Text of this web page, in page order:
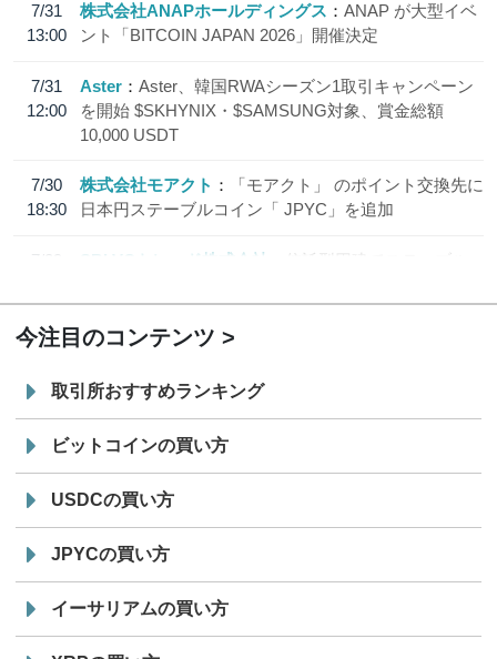
7/31
13:00
株式会社ANAPホールディングス
ANAP が大型イベ
ント「BITCOIN JAPAN 2026」開催決定
7/31
12:00
Aster
Aster、韓国RWAシーズン1取引キャンペーン
を開始 $SKHYNIX・$SAMSUNG対象、賞金総額
10,000 USDT
7/30
18:30
株式会社モアクト
「モアクト」 のポイント交換先に
日本円ステーブルコイン「 JPYC」を追加
7/29
SBI VCトレード株式会社
信託型円建てステーブル
今注目のコンテンツ
取引所おすすめランキング
ビットコインの買い方
USDCの買い方
JPYCの買い方
イーサリアムの買い方